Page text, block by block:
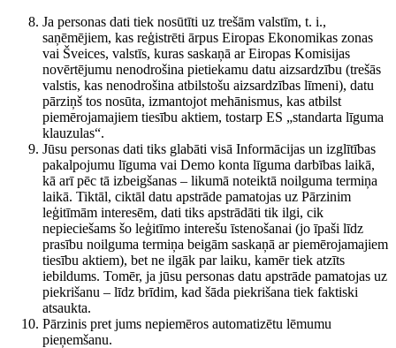
Ja personas dati tiek nosūtīti uz trešām valstīm, t. i.,
saņēmējiem, kas reģistrēti ārpus Eiropas Ekonomikas zonas
vai Šveices, valstīs, kuras saskaņā ar Eiropas Komisijas
novērtējumu nenodrošina pietiekamu datu aizsardzību (trešās
valstis, kas nenodrošina atbilstošu aizsardzības līmeni), datu
pārziņš tos nosūta, izmantojot mehānismus, kas atbilst
piemērojamajiem tiesību aktiem, tostarp ES „standarta līguma
klauzulas“.
Jūsu personas dati tiks glabāti visā Informācijas un izglītības
pakalpojumu līguma vai Demo konta līguma darbības laikā,
kā arī pēc tā izbeigšanas – likumā noteiktā noilguma termiņa
laikā. Tiktāl, ciktāl datu apstrāde pamatojas uz Pārzinim
leģitīmām interesēm, dati tiks apstrādāti tik ilgi, cik
nepieciešams šo leģitīmo interešu īstenošanai (jo īpaši līdz
prasību noilguma termiņa beigām saskaņā ar piemērojamajiem
tiesību aktiem), bet ne ilgāk par laiku, kamēr tiek atzīts
iebildums. Tomēr, ja jūsu personas datu apstrāde pamatojas uz
piekrišanu – līdz brīdim, kad šāda piekrišana tiek faktiski
atsaukta.
Pārzinis pret jums nepiemēros automatizētu lēmumu
pieņemšanu.